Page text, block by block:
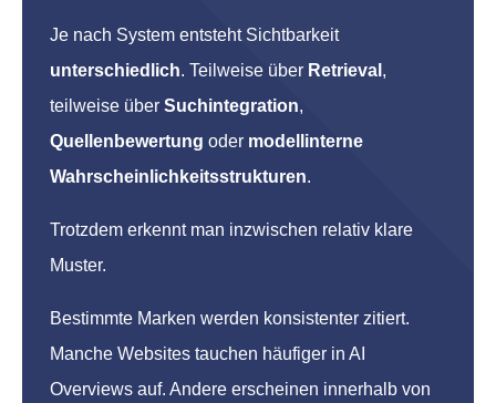
Je nach System entsteht Sichtbarkeit
unterschiedlich. Teilweise über Retrieval ,
teilweise über Suchintegration,
Quellenbewertung oder modellinterne
Wahrscheinlichkeitsstrukturen.
Trotzdem erkennt man inzwischen relativ klare
Muster.
Bestimmte Marken werden konsistenter zitiert.
Manche Websites tauchen häufiger in AI
Overviews auf. Andere erscheinen innerhalb von